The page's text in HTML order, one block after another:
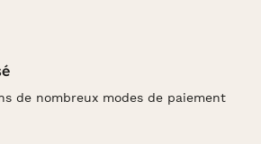
de nombreux modes de paiement